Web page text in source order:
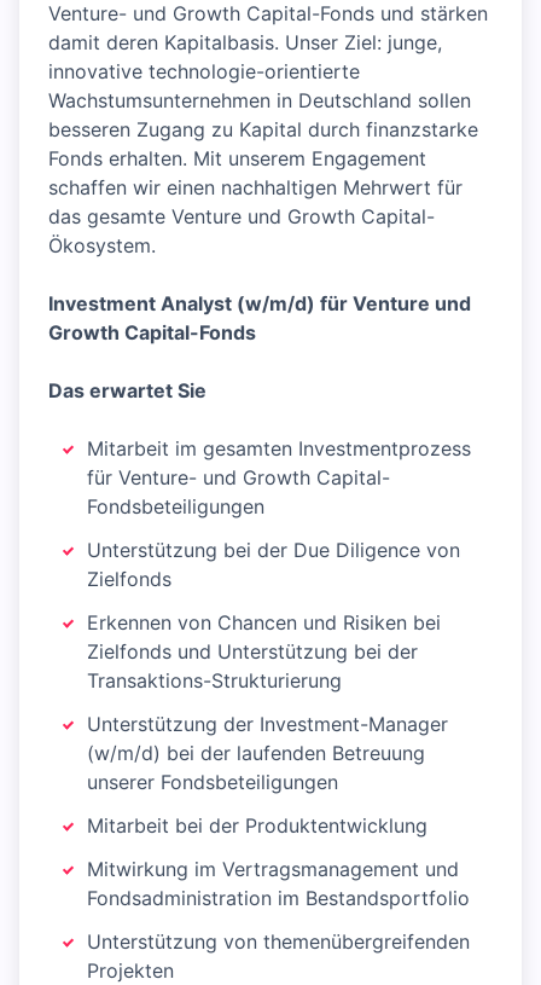
Venture- und Growth Capital-Fonds und stärken
damit deren Kapitalbasis. Unser Ziel: junge,
innovative technologie-orientierte
Wachstumsunternehmen in Deutschland sollen
besseren Zugang zu Kapital durch finanzstarke
Fonds erhalten. Mit unserem Engagement
schaffen wir einen nachhaltigen Mehrwert für
das gesamte Venture und Growth Capital-
Ökosystem.
Investment Analyst (w/m/d) für Venture und
Growth Capital-Fonds
Das erwartet Sie
Mitarbeit im gesamten Investmentprozess
für Venture- und Growth Capital-
Fondsbeteiligungen
Unterstützung bei der Due Diligence von
Zielfonds
Erkennen von Chancen und Risiken bei
Zielfonds und Unterstützung bei der
Transaktions-Strukturierung
Unterstützung der Investment-Manager
(w/m/d) bei der laufenden Betreuung
unserer Fondsbeteiligungen
Mitarbeit bei der Produktentwicklung
Mitwirkung im Vertragsmanagement und
Fondsadministration im Bestandsportfolio
Unterstützung von themenübergreifenden
Projekten